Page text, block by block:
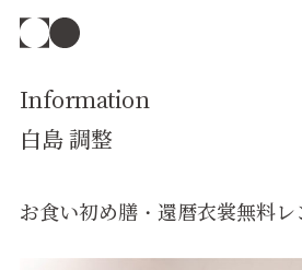
Information
白島 調整
お食い初め膳・還暦衣裳無料レ